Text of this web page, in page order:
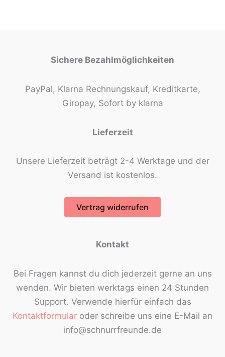
Sichere Bezahlmöglichkeiten
PayPal, Klarna Rechnungskauf, Kreditkarte,
Giropay, Sofort by klarna
Lieferzeit
Unsere Lieferzeit beträgt 2-4 Werktage und der
Versand ist kostenlos.
Vertrag widerrufen
Kontakt
Bei Fragen kannst du dich jederzeit gerne an uns
wenden. Wir bieten werktags einen 24 Stunden
Support. Verwende hierfür einfach das
Kontaktformular oder schreibe uns eine E-Mail an
info@schnurrfreunde.de